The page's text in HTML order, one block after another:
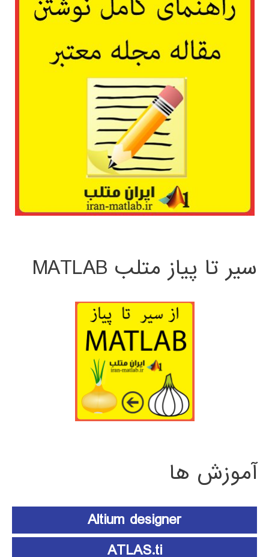
سیر تا پیاز متلب MATLAB
آموزش ها
Altium designer
ATLAS.ti